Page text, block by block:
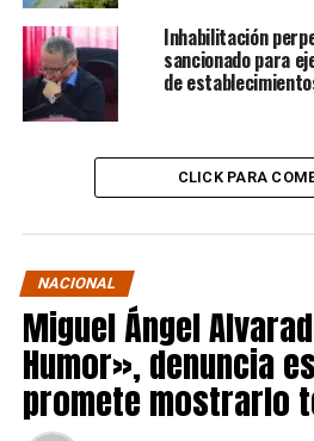
Inhabilitación
sancionado para
de
CLICK PARA
NACIONAL
Miguel Ángel
Humor», denuncia
promete mostrarlo